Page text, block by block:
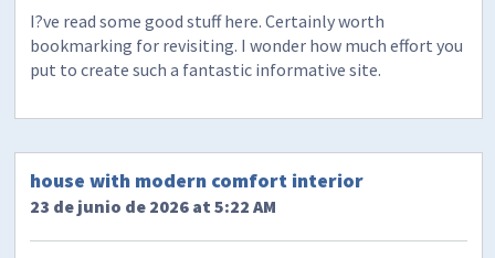
I?ve read some good stuff here. Certainly worth
bookmarking for revisiting. I wonder how much effort you
put to create such a fantastic informative site.
house with modern comfort interior
23 de junio de 2026 at 5:22 AM